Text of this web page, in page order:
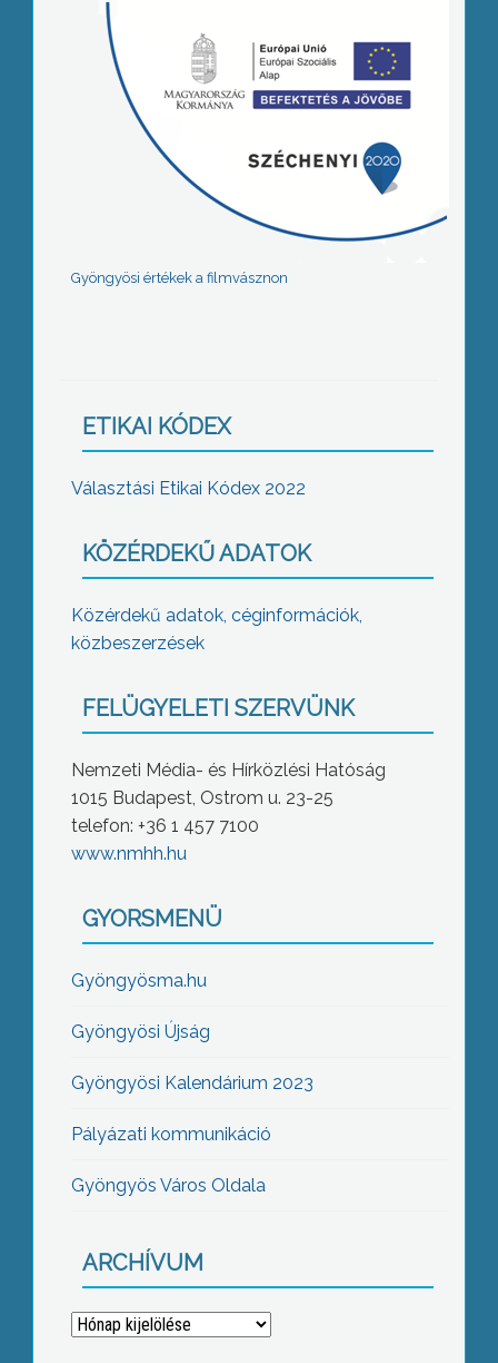
Gyöngyösi értékek a filmvásznon
ETIKAI KÓDEX
Választási Etikai Kódex 2022
KÖZÉRDEKŰ ADATOK
Közérdekű adatok, céginformációk,
közbeszerzések
FELÜGYELETI SZERVÜNK
Nemzeti Média- és Hírközlési Hatóság
1015 Budapest, Ostrom u. 23-25
telefon: +36 1 457 7100
www.nmhh.hu
GYORSMENÜ
Gyöngyösma.hu
Gyöngyösi Újság
Gyöngyösi Kalendárium 2023
Pályázati kommunikáció
Gyöngyös Város Oldala
ARCHÍVUM
Archívum